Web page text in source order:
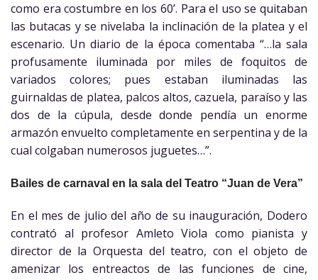
como era costumbre en los 60’. Para el uso se quitaban
las butacas y se nivelaba la inclinación de la platea y el
escenario. Un diario de la época comentaba “…la sala
profusamente iluminada por miles de foquitos de
variados colores; pues estaban iluminadas las
guirnaldas de platea, palcos altos, cazuela, paraíso y las
dos de la cúpula, desde donde pendía un enorme
armazón envuelto completamente en serpentina y de la
cual colgaban numerosos juguetes…”.
Bailes de carnaval en la sala del Teatro “Juan de Vera”
En el mes de julio del año de su inauguración, Dodero
contrató al profesor Amleto Viola como pianista y
director de la Orquesta del teatro, con el objeto de
amenizar los entreactos de las funciones de cine,